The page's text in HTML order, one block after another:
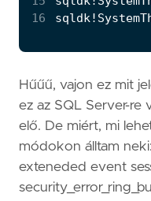
16
Hűűű, vajon ez mit
ez az SQL Server-re
elő. De miért, mi
módokon álltam
exteneded event